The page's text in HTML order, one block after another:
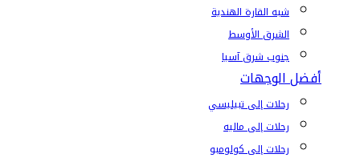
شبه القارة الهندية
الشرق الأوسط
جنوب شرق آسيا
أفضل الوجهات
رحلات إلى تبيليسي
رحلات إلى ماليه
رحلات إلى كولومبو